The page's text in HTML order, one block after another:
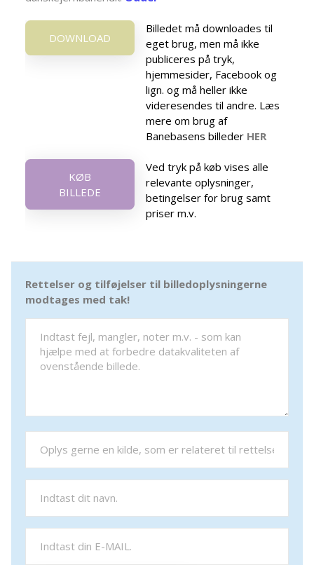
DOWNLOAD
Billedet må downloades til
eget brug, men må ikke
publiceres på tryk,
hjemmesider, Facebook og
lign. og må heller ikke
videresendes til andre. Læs
mere om brug af
Banebasens billeder HER
KØB
BILLEDE
Ved tryk på køb vises alle
relevante oplysninger,
betingelser for brug samt
priser m.v.
Rettelser og tilføjelser til billedoplysningerne
modtages med tak!